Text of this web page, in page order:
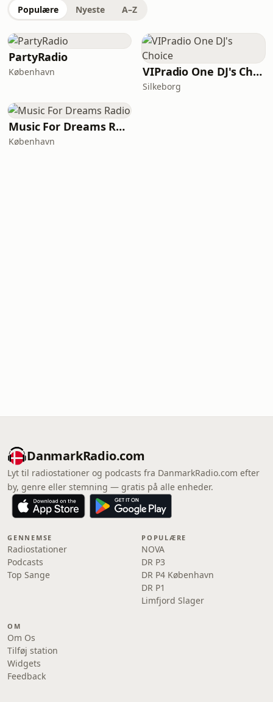
Populære Nyeste A–Z
PartyRadio
København VIPradio One DJ's Choice
Silkeborg
Music For Dreams Radio
København
DanmarkRadio.com
Lyt til radiostationer og podcasts fra DanmarkRadio.com efter
by, genre eller stemning — gratis på alle enheder.
GENNEMSE
Radiostationer
Podcasts
Top Sange
POPULÆRE
NOVA
DR P3
DR P4 København
DR P1
Limfjord Slager
OM
Om Os
Tilføj station
Widgets
Feedback